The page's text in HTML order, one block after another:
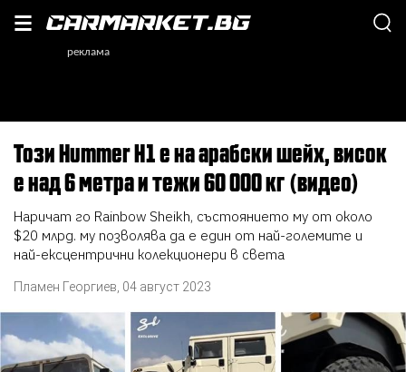
Този Hummer H1 е на арабски шейх, висок
е над 6 метра и тежи 60 000 кг (видео)
Наричат го Rainbow Sheikh, състоянието му от около
$20 млрд. му позволява да е един от най-големите и
най-ексцентрични колекционери в света
Пламен Георгиев 04 август 2023